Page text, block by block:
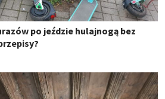
po jeździe hulajnogą bez